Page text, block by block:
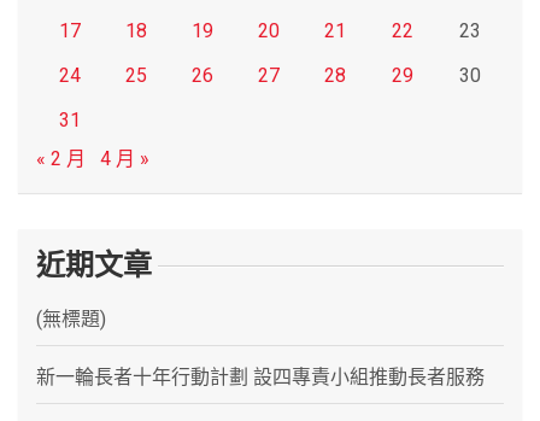
17
18 19 20 21 22
23
24
25 26 27 28 29
30
31
« 2 月
4 月 »
近期文章
(無標題)
新一輪長者十年行動計劃 設四專責小組推動長者服務